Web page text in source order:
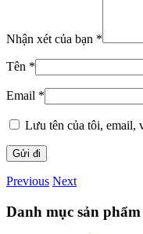
Nhận xét của bạn *
Tên *
Email *
Lưu tên của tôi, email,
Previous Next
Danh mục sản phẩm